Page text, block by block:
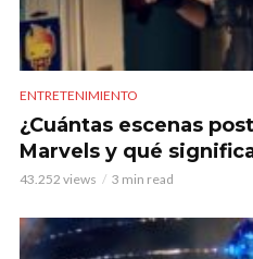
ENTRETENIMIENTO
¿Cuántas escenas
Marvels y qué
43.252 views 3 min read